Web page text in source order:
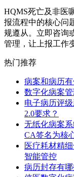
HQMS死亡及非医
报流程中的核心问
规遵从。立即咨询
管理，让上报工作
热门推荐
病案和病历
数字化病案
电子病历评
2.0要求？
无纸化病案
CA签名为核
医疗耗材精
智能管控
病历封存有哪